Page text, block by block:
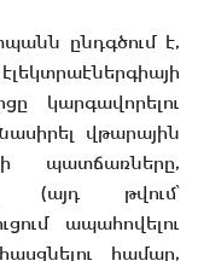
ընդգծում է,
կարգավորելու
վթարային
պատճառները,
(այդ թվում՝
ապահովելու
համար,